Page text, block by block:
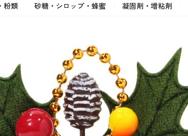
卵白
トニング
粉類
・ライ麦粉・セモリナ粉
雑穀類
でんぷん粉
砂糖・シロップ・蜂蜜
粉糖
黒糖・ブラウンシュガー
カラメル加工品
て
メ
シ
凝固剤・増粘剤
ペクチン
寒天
アガー
クルミ
ピスタチオ
ヘーゼルナッツ
フルーツピューレ
フルーツピール
フルーツホール・カット
砂糖・シロップ・蜂
凝固剤・増粘剤
チョコ